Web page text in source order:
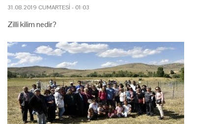
31.08.2019 CUMARTESI - 01:03
Zilli kilim nedir?